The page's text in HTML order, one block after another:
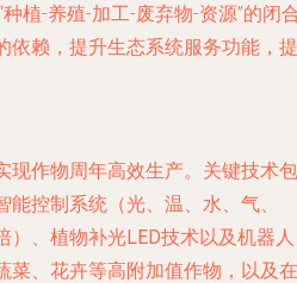
植-养殖-加工-废弃物-资源”的闭
依赖，提升生态系统服务功能，提
现作物周年高效生产。关键技术包
控制系统（光、温、水、气、
）、植物补光LED技术以及机器
菜、花卉等高附加值作物，以及在